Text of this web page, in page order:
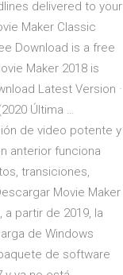
delivered to your
Maker Classic
Download is a free
Maker 2018 is
Latest Version ·
Última …
de video potente y
anterior funciona
transiciones,
Movie Maker
partir de 2019, la
de Windows
de software